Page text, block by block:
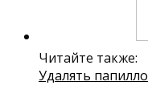
Читайте также:
Удалять